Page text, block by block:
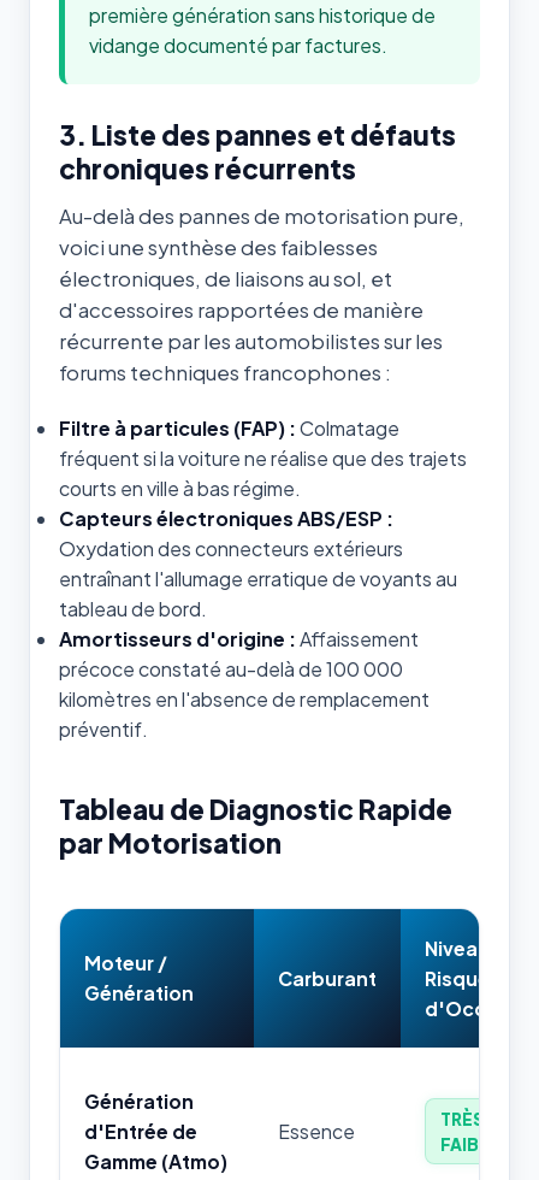
première génération sans historique de
vidange documenté par factures.
3. Liste des pannes et défauts
chroniques récurrents
Au-delà des pannes de motorisation pure,
voici une synthèse des faiblesses
électroniques, de liaisons au sol, et
d'accessoires rapportées de manière
récurrente par les automobilistes sur les
forums techniques francophones :
Filtre à particules (FAP) :Colmatage
fréquent si la voiture ne réalise que des trajets
courts en ville à bas régime.
Capteurs électroniques ABS/ESP :
Oxydation des connecteurs extérieurs
entraînant l'allumage erratique de voyants au
tableau de bord.
Amortisseurs d'origine :Affaissement
précoce constaté au-delà de 100 000
kilomètres en l'absence de remplacement
préventif.
Tableau de Diagnostic Rapide
par Motorisation
Moteur /
Génération
Carburant
Niveau de
Risque
d'Occasion
Génération
d'Entrée de
Gamme (Atmo)
Essence
TRÈS
FAIBLE